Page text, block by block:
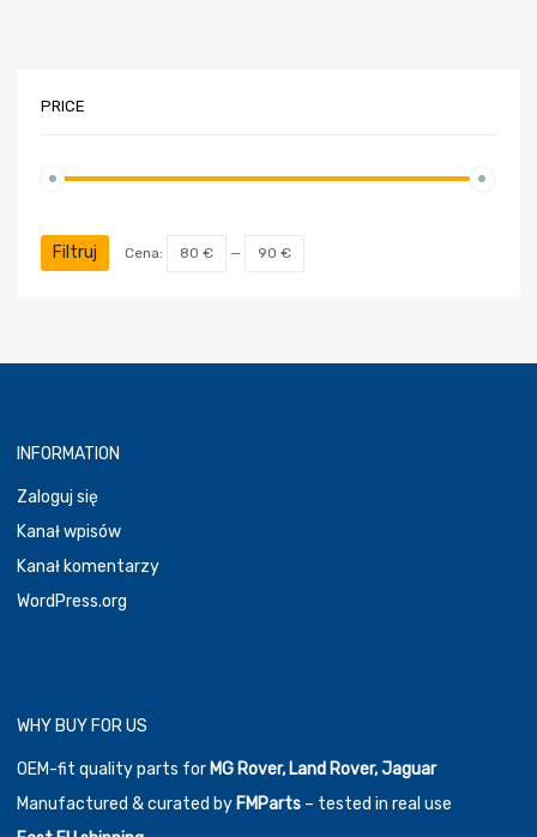
PRICE
min
max
Filtruj Cena: 80 € — 90 €
INFORMATION
Zaloguj się
Kanał wpisów
Kanał komentarzy
WordPress.org
WHY BUY FOR US
OEM-fit quality parts for MG Rover, Land Rover, Jaguar
Manufactured & curated by FMParts – tested in real use